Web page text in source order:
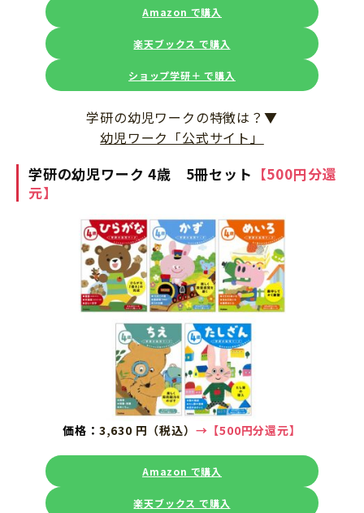
Amazon で購入
楽天ブックス で購入
ショップ学研＋ で購入
学研の幼児ワークの特徴は？▼
幼児ワーク「公式サイト」
学研の幼児ワーク 4歳 5冊セット 【500円分還
元】
価格： 3,630 円（税込） →【500円分還元】
Amazon で購入
楽天ブックス で購入